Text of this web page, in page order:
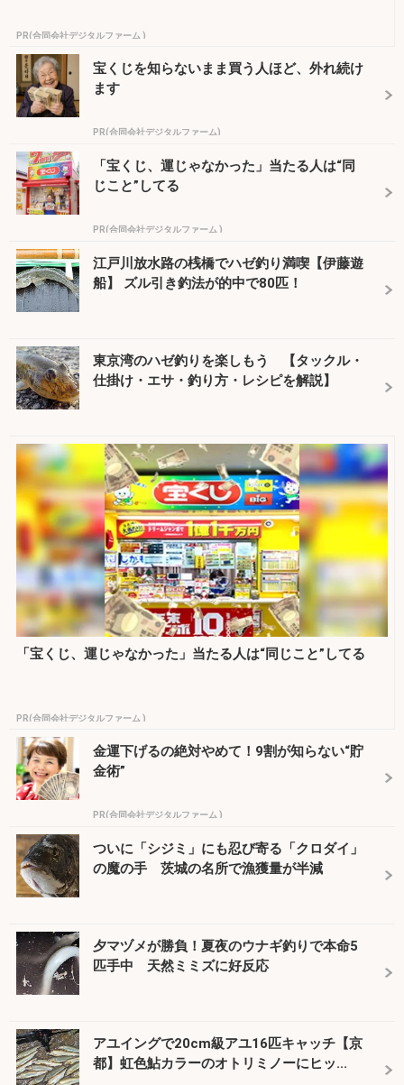
PR(合同会社デジタルファーム )
宝くじを知らないまま買う人ほど、外れ続け
ます
PR(合同会社デジタルファーム)
「宝くじ、運じゃなかった」当たる人は“同
じこと”してる
PR(合同会社デジタルファーム )
江戸川放水路の桟橋でハゼ釣り満喫【伊藤遊
船】 ズル引き釣法が的中で80匹！
東京湾のハゼ釣りを楽しもう 【タックル・
仕掛け・エサ・釣り方・レシピを解説】
「宝くじ、運じゃなかった」当たる人は“同じこと”してる
PR(合同会社デジタルファーム )
金運下げるの絶対やめて！9割が知らない“貯
金術”
PR(合同会社デジタルファーム )
ついに「シジミ」にも忍び寄る「クロダイ」
の魔の手 茨城の名所で漁獲量が半減
夕マヅメが勝負！夏夜のウナギ釣りで本命5
匹手中 天然ミミズに好反応
アユイングで20cm級アユ16匹キャッチ【京
都】虹色鮎カラーのオトリミノーにヒッ...